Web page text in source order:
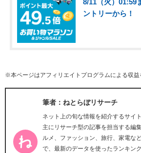
8/11（火）
ントリーから！
※本ページはアフィリエイトプログラムによる収益
筆者：ねとらぼリサーチ
ネット上の旬な情報を紹介するサイ
主にリサーチ型の記事を担当する編
ルメ、ファッション、旅行、家電な
で、最新のデータを使ったランキン